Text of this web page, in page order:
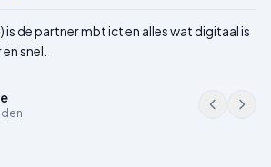
is de partner mbt ict en alles wat digitaal is
snel.